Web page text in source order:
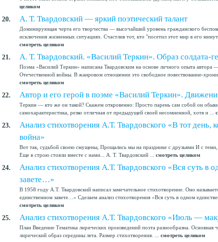
целиком
20. А. Т. Твардовский — яркий поэтический талант
Доминирующая черта его творчества — высочайший уровень гражданского
исключения жизненных ситуациях. Счастлив тот, кто "посетил этот мир в его
смотреть целиком
21. А. Т. Твардовский. «Василий Теркин». Образ солдата-
Поэма «Василий Теркин» написана Твардовским на основе личного опыта автора
Отечественной войны. В жанровом отношении это свободное повествование-
смотреть целиком
22. Автор и его герой в поэме «Василий Теркин».
Теркин — кто же он такой? Скажем откровенно: Просто парень сам собой он
самохарактеристика, резко отличная от предыдущей своей несомненной, хотя и ...
23.
Анализ стихотворения А.Т. Твардовского «В тот день,
война»
Вот так, судьбой своею смущены, Прощались мы на празднике с друзьями И с
Еще в строю стояли вместе с нами... А. Т. Твардовский ... смотреть целиком
24.
Анализ стихотворения А.Т. Твардовского «Вся суть в
завете…»
В 1958 году А.Т. Твардовский написал замечательное стихотворение. Оно
единственном завете…» Сделаем анализ стихотворения «Вся суть в одном
смотреть целиком
25. Анализ стихотворения А.Т. Твардовского «Июль —
План Введение Тематика лирических произведений поэта разнообразна. Основная
лирический образ середины лета. Размер стихотворения. ... смотреть целиком